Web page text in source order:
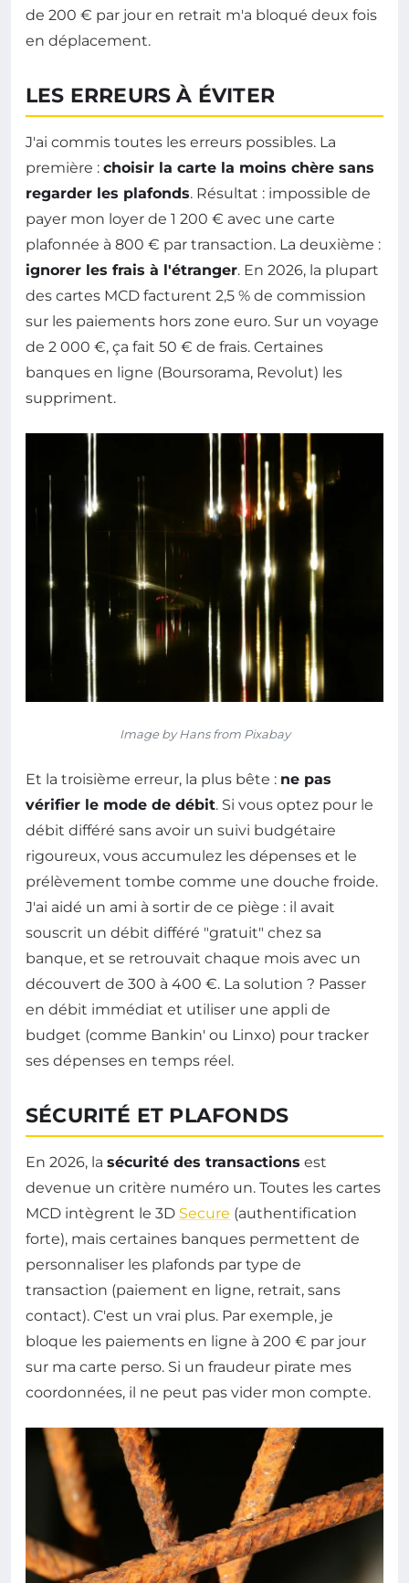
de 200 € par jour en retrait m'a bloqué deux fois
en déplacement.
LES ERREURS À ÉVITER
J'ai commis toutes les erreurs possibles. La
première : choisir la carte la moins chère sans
regarder les plafonds. Résultat : impossible de
payer mon loyer de 1 200 € avec une carte
plafonnée à 800 € par transaction. La deuxième :
ignorer les frais à l'étranger. En 2026, la plupart
des cartes MCD facturent 2,5 % de commission
sur les paiements hors zone euro. Sur un voyage
de 2 000 €, ça fait 50 € de frais. Certaines
banques en ligne (Boursorama, Revolut) les
suppriment.
Image by Hans from Pixabay
Et la troisième erreur, la plus bête : ne pas
vérifier le mode de débit. Si vous optez pour le
débit différé sans avoir un suivi budgétaire
rigoureux, vous accumulez les dépenses et le
prélèvement tombe comme une douche froide.
J'ai aidé un ami à sortir de ce piège : il avait
souscrit un débit différé "gratuit" chez sa
banque, et se retrouvait chaque mois avec un
découvert de 300 à 400 €. La solution ? Passer
en débit immédiat et utiliser une appli de
budget (comme Bankin' ou Linxo) pour tracker
ses dépenses en temps réel.
SÉCURITÉ ET PLAFONDS
En 2026, la sécurité des transactions est
devenue un critère numéro un. Toutes les cartes
MCD intègrent le 3D Secure (authentification
forte), mais certaines banques permettent de
personnaliser les plafonds par type de
transaction (paiement en ligne, retrait, sans
contact). C'est un vrai plus. Par exemple, je
bloque les paiements en ligne à 200 € par jour
sur ma carte perso. Si un fraudeur pirate mes
coordonnées, il ne peut pas vider mon compte.